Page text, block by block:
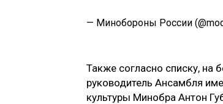
— Минобороны России
Также согласно списку, на
руководитель Ансамбля
культуры Минобра Антон